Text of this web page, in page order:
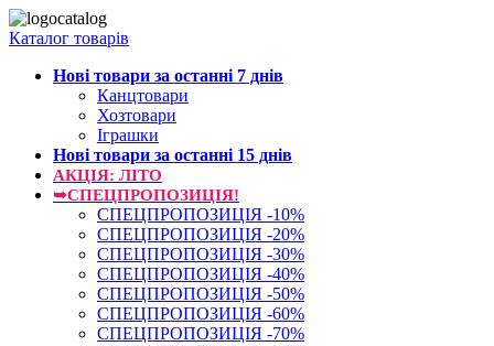
Каталог товарів
Нові товари за останнi 7 днiв
Канцтовари
Хозтовари
Іграшки
Нові товари за останнi 15 днiв
АКЦІЯ: ЛІТО
➥СПЕЦПРОПОЗИЦІЯ!
СПЕЦПРОПОЗИЦІЯ -10%
СПЕЦПРОПОЗИЦІЯ -20%
СПЕЦПРОПОЗИЦІЯ -30%
СПЕЦПРОПОЗИЦІЯ -40%
СПЕЦПРОПОЗИЦІЯ -50%
СПЕЦПРОПОЗИЦІЯ -60%
СПЕЦПРОПОЗИЦІЯ -70%